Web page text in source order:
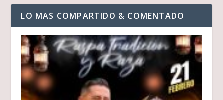
LO MAS COMPARTIDO & COMENTADO